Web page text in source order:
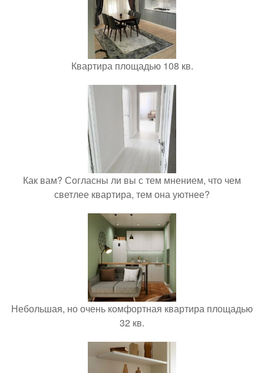
Квартира площадью 108 кв.
Как вам? Согласны ли вы с тем мнением, что чем
светлее квартира, тем она уютнее?
Небольшая, но очень комфортная квартира площадью
32 кв.